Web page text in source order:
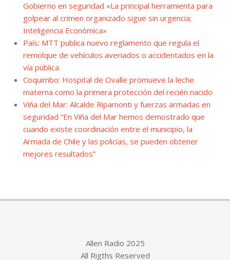
Gobierno en seguridad «La principal herramienta para
golpear al crimen organizado sigue sin urgencia;
Inteligencia Económica»
País: MTT publica nuevo reglamento que regula el
remolque de vehículos averiados o accidentados en la
vía pública
Coquimbo: Hospital de Ovalle promueve la leche
materna como la primera protección del recién nacido
Viña del Mar: Alcalde Ripamonti y fuerzas armadas en
seguridad “En Viña del Mar hemos demostrado que
cuando existe coordinación entre el municipio, la
Armada de Chile y las policías, se pueden obtener
mejores resultados”
Allen Radio 2025
All Rigths Reserved